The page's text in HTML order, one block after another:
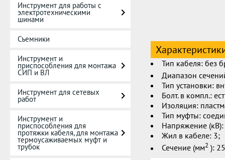
Инструмент для работы с
электротехническими
шинами
Съемники
Инструмент и
приспособления для монтажа
СИП и ВЛ
Инструмент для сетевых
работ
Инструмент и
приспособления для
протяжки кабеля, для монтажа
термоусаживаемых муфт и
трубок
Тип кабеля: без
Диапазон
Тип установки:
Болт. в компл.:
Изоляция:
Тип муфты:
Напряжение
Жил в кабеле: 3;
Сечение (мм2 ):